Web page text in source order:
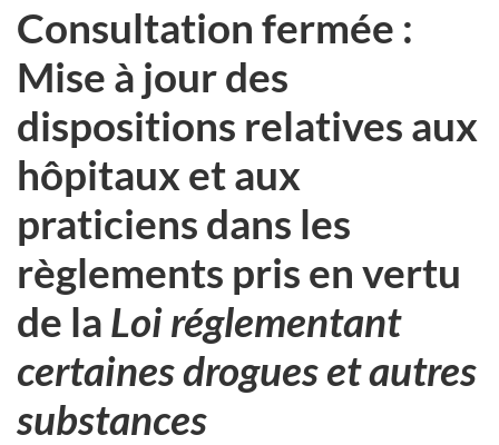
Consultation fermée :
Mise à jour des
dispositions relatives aux
hôpitaux et aux
praticiens dans les
règlements pris en vertu
de la Loi réglementant
certaines drogues et autres
substances